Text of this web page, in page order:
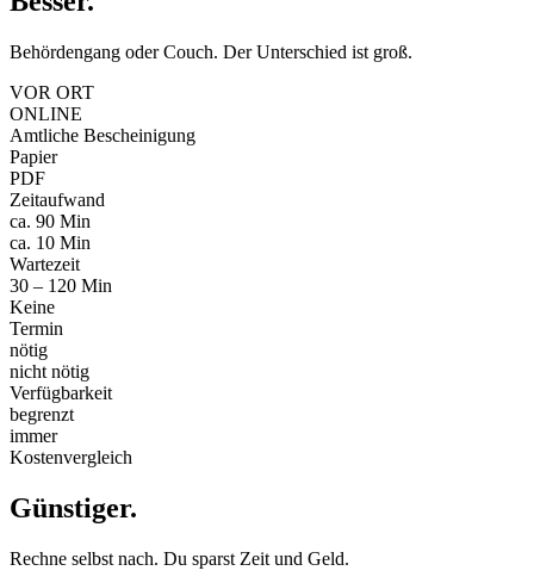
Behördengang oder Couch. Der Unterschied ist groß.
VOR ORT
ONLINE
Amtliche Bescheinigung
Papier
PDF
Zeitaufwand
ca. 90 Min
ca. 10 Min
Wartezeit
30 – 120 Min
Keine
Termin
nötig
nicht nötig
Verfügbarkeit
begrenzt
immer
Kostenvergleich
Günstiger.
Rechne selbst nach. Du sparst Zeit und Geld.